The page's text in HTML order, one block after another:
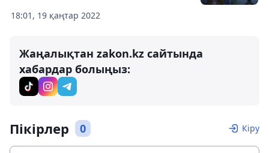
18:01, 19 қаңтар 2022
Жаңалықтан zakon.kz сайтында
хабардар болыңыз:
Пікірлер 0 Кіру